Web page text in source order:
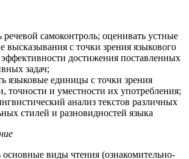
речевой самоконтроль; оценивать устные
высказывания с точки зрения языкового
достижения поставленных
задач;
языковые единицы с точки зрения
точности и уместности их употребления;
анализ текстов различных
стилей и разновидностей языка
основные виды чтения (ознакомительно-